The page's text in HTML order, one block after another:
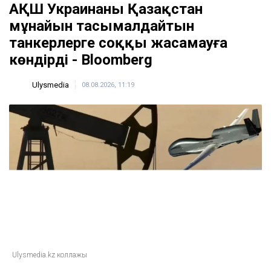
АҚШ Украинаны Қазақстан
мұнайын тасымалдайтын
танкерлерге соққы жасамауға
көндірді - Bloomberg
Ulysmedia 08.08.2026, 11:19
Ulysmedia.kz коллажы